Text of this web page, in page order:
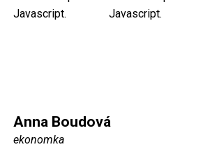
Javascript.
Javascript.
Anna Boudová
ekonomka